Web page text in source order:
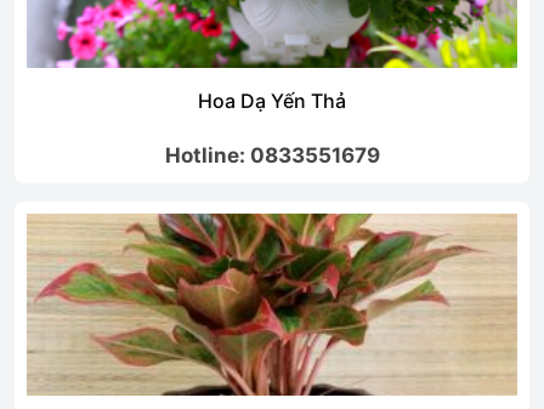
Hoa Dạ Yến Thả
Hotline: 0833551679